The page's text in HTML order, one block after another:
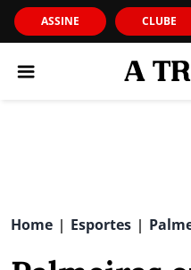
ASSINE CLUBE
Home | Esportes |